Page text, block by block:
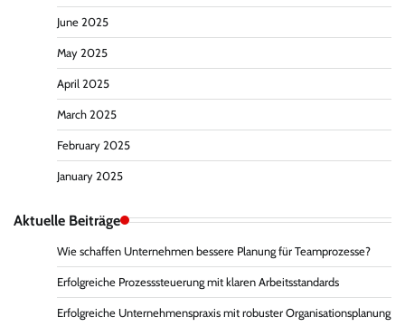
June 2025
May 2025
April 2025
March 2025
February 2025
January 2025
Aktuelle Beiträge
Wie schaffen Unternehmen bessere Planung für Teamprozesse?
Erfolgreiche Prozesssteuerung mit klaren Arbeitsstandards
Erfolgreiche Unternehmenspraxis mit robuster Organisationsplanung